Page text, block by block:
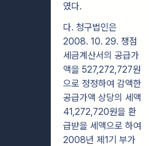
였다.
다. 청구법인은
2008. 10. 29. 쟁점
세금계산서의 공급가
액을 527,272,727원
으로 정정하여 감액한
공급가액 상당의 세액
41,272,720원을 환
급받을 세액으로 하여
2008년 제1기 부가